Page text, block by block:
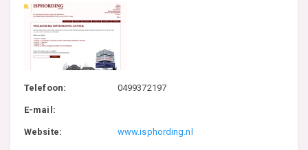
Telefoon: 0499372197
E-mail:
Website: www.isphording.nl